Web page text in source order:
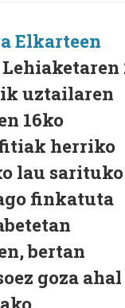
Elkarteen
uztailaren
16ko
herriko
lau sarituko
finkatuta
bertan
goza ahal